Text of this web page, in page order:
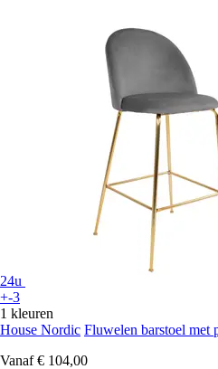
24u
+-3
1 kleuren
House Nordic Fluwelen barstoel met
Vanaf € 104,00